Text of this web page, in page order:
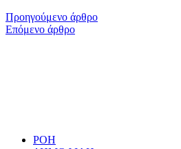
Προηγούμενο άρθρο
Επόμενο άρθρο
ΡΟΗ